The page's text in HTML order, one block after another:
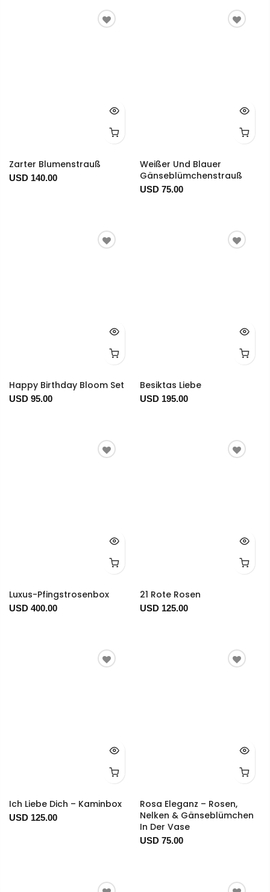
Zarter Blumenstrauß
USD 140.00
Weißer Und Blauer
Gänseblümchenstrauß
USD 75.00
Happy Birthday Bloom Set
USD 95.00
Besiktas Liebe
USD 195.00
Luxus-Pfingstrosenbox
USD 400.00
21 Rote Rosen
USD 125.00
Ich Liebe Dich – Kaminbox
USD 125.00
Rosa Eleganz – Rosen,
Nelken & Gänseblümchen
In Der Vase
USD 75.00